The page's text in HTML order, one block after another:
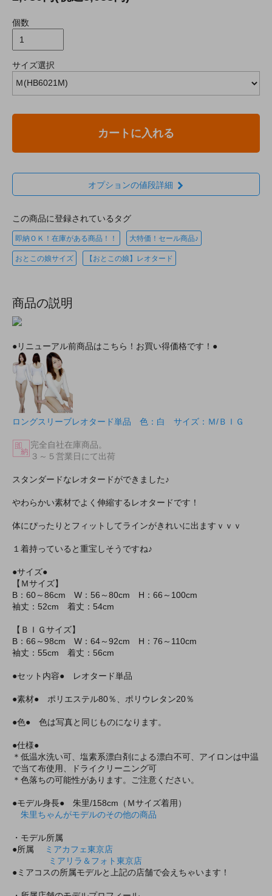
個数
サイズ選択
カートに入れる
オプションの値段詳細
この商品に登録されているタグ
即納ＯＫ！在庫がある商品！！ 大特価！セール商品♪
おとこの娘サイズ 【おとこの娘】レオタード
商品の説明
●リニューアル前商品はこちら！お買い得価格です！●
ロングスリーブレオタード単品 色：白 サイズ：Ｍ/ＢＩＧ
完全自社在庫商品。
３～５営業日にて出荷
スタンダードなレオタードができました♪
やわらかい素材でよく伸縮するレオタードです！
体にぴったりとフィットしてラインがきれいに出ますｖｖｖ
１着持っていると重宝しそうですね♪
●サイズ●
【Ｍサイズ】
B：60～86cm W：56～80cm H：66～100cm
袖丈：52cm 着丈：54cm
【ＢＩＧサイズ】
B：66～98cm W：64～92cm H：76～110cm
袖丈：55cm 着丈：56cm
●セット内容● レオタード単品
●素材● ポリエステル80％、ポリウレタン20％
●色● 色は写真と同じものになります。
●仕様●
＊低温水洗い可、塩素系漂白剤による漂白不可、アイロンは中温
で当て布使用、ドライクリーニング可
＊色落ちの可能性があります。ご注意ください。
●モデル身長● 朱里/158cm（Ｍサイズ着用）
朱里ちゃんがモデルのその他の商品
・モデル所属
●所属
ミアカフェ東京店
ミアリラ＆フォト東京店
●ミアコスの所属モデルと上記の店舗で会えちゃいます！